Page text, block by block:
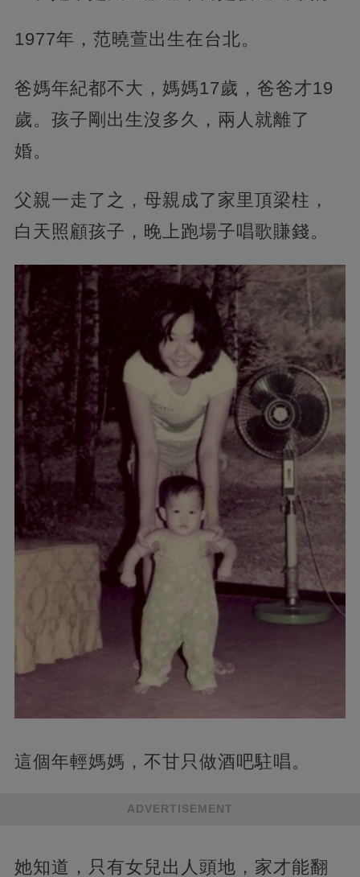
1977年，范曉萱出生在台北。
爸媽年紀都不大，媽媽17歲，爸爸才19
歲。孩子剛出生沒多久，兩人就離了
婚。
父親一走了之，母親成了家里頂梁柱，
白天照顧孩子，晚上跑場子唱歌賺錢。
這個年輕媽媽，不甘只做酒吧駐唱。
ADVERTISEMENT
她知道，只有女兒出人頭地，家才能翻